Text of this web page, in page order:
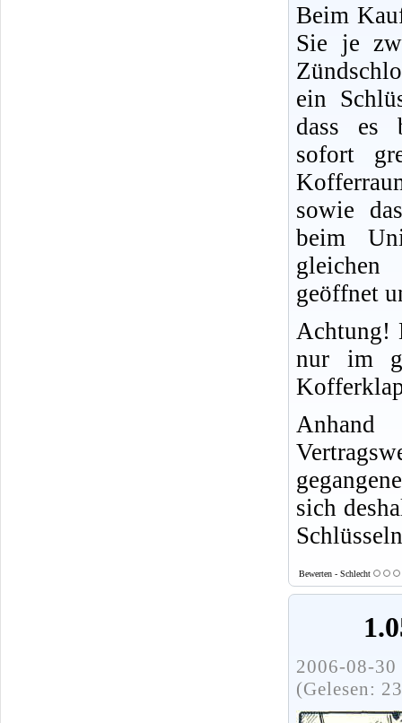
Beim
Sie je
ein
dass es
sofort
sowie
beim
geöffnet
Achtung!
nur im
Anhand
sich
Bewerten - Schlecht
2006-08-
(Gelesen: